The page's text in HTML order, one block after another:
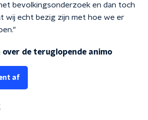
bevolkingsonderzoek en dan toch
wij echt bezig zijn met hoe we er
over de teruglopende animo
af